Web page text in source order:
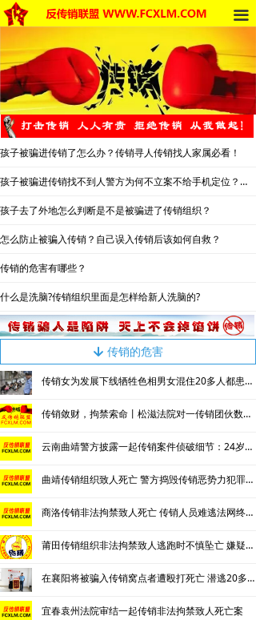
끀
首页
法律法规
反传销动态
反传销动态
受害者讲述
反传销杂谈
传销的危害
死人事件
传销的种类
南派传销
北派传销
网络传销
精神传销
求助专区
大学生专栏
传销骗术
孩子被骗进传销了怎么办？传销寻人传销找人家属必看！
孩子被骗进传销找不到人警方为何不立案不给手机定位？警察不管怎么办？
孩子去了外地怎么判断是不是被骗进了传销组织？
怎么防止被骗入传销？自己误入传销后该如何自救？
传销的危害有哪些？
什么是洗脑?传销组织里面是怎样给新人洗脑的?
녓 传销的危害
传销女为发展下线牺牲色相男女混住20多人都患上肺结核
传销敛财，拘禁索命丨松滋法院对一传销团伙数罪并罚，主犯获重刑
云南曲靖警方披露一起传销案件侦破细节：24岁男子因不顺从遭折磨致死
曲靖传销组织致人死亡 警方捣毁传销恶势力犯罪团伙
商洛传销非法拘禁致人死亡 传销人员难逃法网终获重刑
莆田传销组织非法拘禁致人逃跑时不慎坠亡 嫌疑人潜逃9年后终被抓
在襄阳将被骗入传销窝点者遭殴打死亡 潜逃20多年后终于被抓
宜春袁州法院审结一起传销非法拘禁致人死亡案